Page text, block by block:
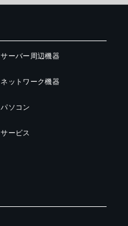
サーバー周辺機器
ネットワーク機器
パソコン
サービス